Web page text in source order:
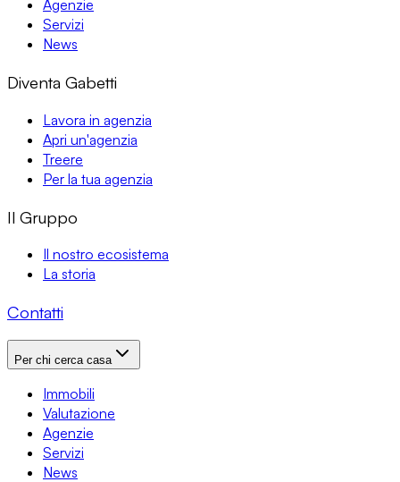
Agenzie
Servizi
News
Diventa Gabetti
Lavora in agenzia
Apri un'agenzia
Treere
Per la tua agenzia
Il Gruppo
Il nostro ecosistema
La storia
Contatti
Per chi cerca casa
Immobili
Valutazione
Agenzie
Servizi
News